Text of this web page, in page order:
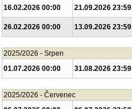
2025/2026 - Září
16.02.2026 00:00
21.09.2026 23:59
26.02.2026 00:00
13.09.2026 23:59
2025/2026 - Srpen
01.07.2026 00:00
31.08.2026 23:59